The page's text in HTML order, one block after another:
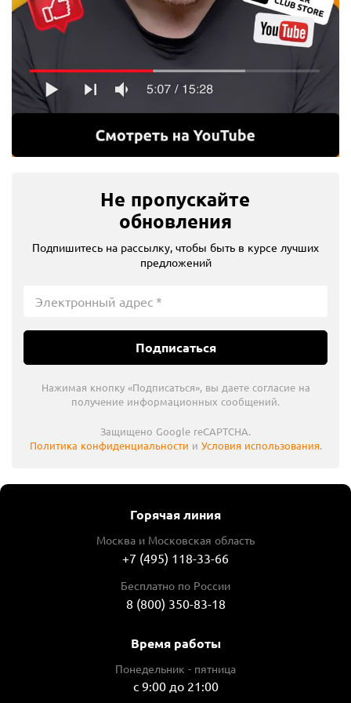
В корзину
В избранное
Артикул
Не пропускайте
обновления
Подпишитесь на рассылку, чтобы быть в курсе лучших
предложений
Подписаться
Нажимая кнопку «Подписаться», вы даете согласие на
получение информационных сообщений.
Защищено Google reCAPTCHA.
Политика конфиденциальности и Условия использования.
Горячая линия
Москва и Московская область
+7 (495) 118-33-66
Бесплатно по России
8 (800) 350-83-18
Время работы
Понедельник - пятница
с 9:00 до 21:00